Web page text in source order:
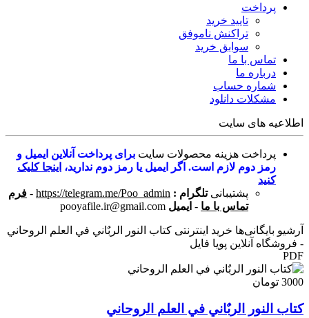
پرداخت
تایید خرید
تراکنش ناموفق
سوابق خرید
تماس با ما
درباره ما
شماره حساب
مشکلات دانلود
اطلاعیه های سایت
پرداخت هزینه محصولات سایت برای پرداخت آنلاین ایمیل و
رمز دوم لازم است. اگر ایمیل یا رمز دوم ندارید، اینجا کلیک
کنید
پشتیبانی تلگرام : https://telegram.me/Poo_admin
- فرم
تماس با ما - ایمیل pooyafile.ir@gmail.com
آرشیو بایگانی‌ها خرید اینترنتی کتاب النور الربٌاني في العلم الروحاني
- فروشگاه آنلاین پویا فایل
PDF
3000 تومان
کتاب النور الربٌاني في العلم الروحاني